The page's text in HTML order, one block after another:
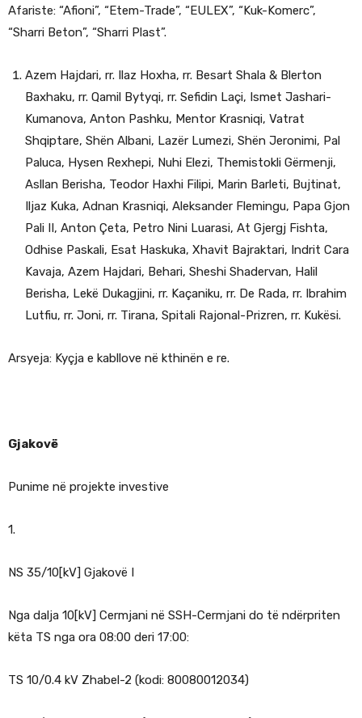
Afariste: “Afioni”, “Etem-Trade”, “EULEX”, “Kuk-Komerc”,
“Sharri Beton”, “Sharri Plast”.
Azem Hajdari, rr. Ilaz Hoxha, rr. Besart Shala & Blerton
Baxhaku, rr. Qamil Bytyqi, rr. Sefidin Laçi, Ismet Jashari-
Kumanova, Anton Pashku, Mentor Krasniqi, Vatrat
Shqiptare, Shën Albani, Lazër Lumezi, Shën Jeronimi, Pal
Paluca, Hysen Rexhepi, Nuhi Elezi, Themistokli Gërmenji,
Asllan Berisha, Teodor Haxhi Filipi, Marin Barleti, Bujtinat,
Iljaz Kuka, Adnan Krasniqi, Aleksander Flemingu, Papa Gjon
Pali II, Anton Çeta, Petro Nini Luarasi, At Gjergj Fishta,
Odhise Paskali, Esat Haskuka, Xhavit Bajraktari, Indrit Cara
Kavaja, Azem Hajdari, Behari, Sheshi Shadervan, Halil
Berisha, Lekë Dukagjini, rr. Kaçaniku, rr. De Rada, rr. Ibrahim
Lutfiu, rr. Joni, rr. Tirana, Spitali Rajonal-Prizren, rr. Kukësi.
Arsyeja: Kyçja e kabllove në kthinën e re.
Gjakovë
Punime në projekte investive
1.
NS 35/10[kV] Gjakovë I
Nga dalja 10[kV] Cermjani në SSH-Cermjani do të ndërpriten
këta TS nga ora 08:00 deri 17:00:
TS 10/0.4 kV Zhabel-2 (kodi: 80080012034)